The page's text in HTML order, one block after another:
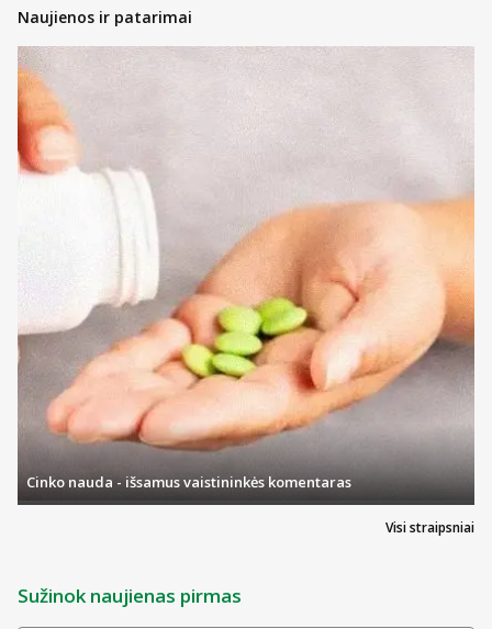
Naujienos ir patarimai
Visi straipsniai
Cinko nauda - išsamus vaistininkės komentaras
Sužinok naujienas pirmas